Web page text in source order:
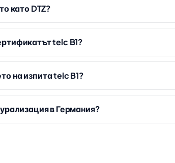
като DTZ?
telc B1?
на изпита telc B1?
в Германия?